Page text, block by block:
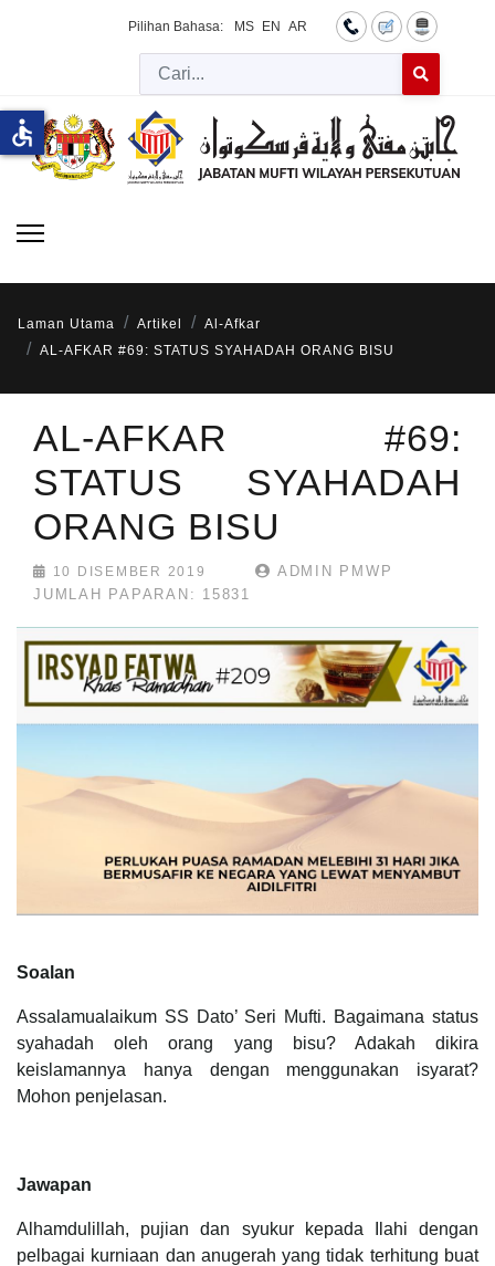
Pilihan Bahasa: MS EN AR
Cari
Laman Utama Artikel
Al-Afkar
AL-AFKAR #69: STATUS SYAHADAH ORANG BISU
AL-AFKAR #69:
STATUS SYAHADAH
ORANG BISU
10 DISEMBER 2019
ADMIN PMWP
JUMLAH PAPARAN: 15831
Soalan
Assalamualaikum SS Dato’ Seri Mufti. Bagaimana status
syahadah oleh orang yang bisu? Adakah dikira
keislamannya hanya dengan menggunakan isyarat?
Mohon penjelasan.
Jawapan
Alhamdulillah, pujian dan syukur kepada Ilahi dengan
pelbagai kurniaan dan anugerah yang tidak terhitung buat
accessible